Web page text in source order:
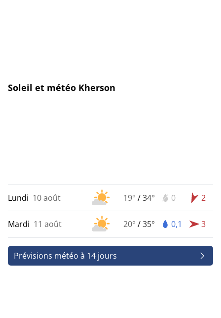
Soleil et météo Kherson
Lundi 10 août 19° /34° 0 2
Mardi 11 août 20° /35° 0,1 3
Prévisions météo à 14 jours